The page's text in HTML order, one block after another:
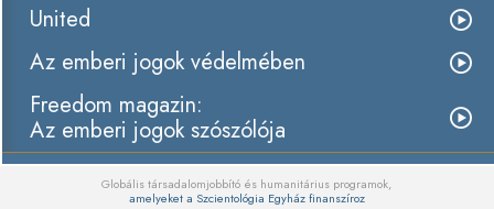
United
Az emberi jogok védelmében
Freedom magazin:
Az emberi jogok szószólója
Globális társadalomjobbító és humanitárius programok,
amelyeket a Szcientológia Egyház finanszíroz